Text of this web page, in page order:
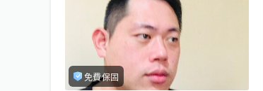
免費保固